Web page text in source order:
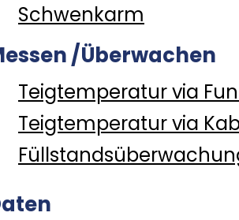
Schwenkarm
/Überwachen
Teigtemperatur via
Teigtemperatur via